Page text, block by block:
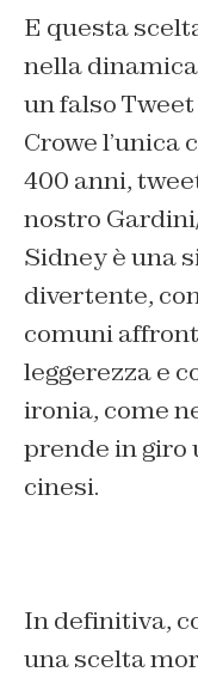
E questa
nella
un falso
Crowe l’unica
400 anni,
nostro
Sidney è una
divertente,
comuni
leggerezza e
ironia, come
prende in
cinesi.
In definitiva,
una scelta